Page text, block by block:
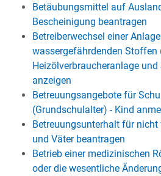
Betäubungsmittel auf
Bescheinigung beantragen
Betreiberwechsel einer
wassergefährdenden Stoffen
Heizölverbraucheranlage und
anzeigen
Betreuungsangebote für
(Grundschulalter) - Kind
Betreuungsunterhalt für nicht
und Väter beantragen
Betrieb einer medizinischen
oder die wesentliche